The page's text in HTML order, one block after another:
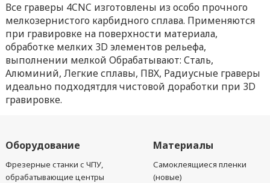
Все граверы 4CNC изготовлены из особо прочного
мелкозернистого карбидного сплава. Применяются
при гравировке на поверхности материала,
обработке мелких 3D элементов рельефа,
выполнении мелкой Обрабатывают: Сталь,
Алюминий, Легкие сплавы, ПВХ, Радиусные граверы
идеально подходятдля чистовой доработки при 3D
гравировке.
Оборудование
Фрезерные станки с ЧПУ,
обрабатывающие центры
Материалы
Самоклеящиеся пленки
(новые)